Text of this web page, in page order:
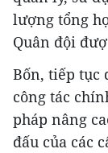
lượng tổng
Quân đội
Bốn, tiếp tục
công tác
pháp nâng
đấu của các